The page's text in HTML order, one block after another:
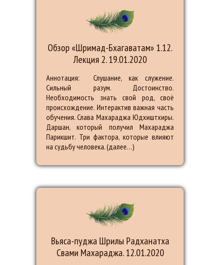
Обзор «Шримад-Бхагаватам» 1.12.
Лекция 2. 19.01.2020
Аннотация: Слушание, как служение.
Сильный разум. Достоинство.
Необходимость знать свой род, своё
происхождение. Интерактив важная часть
обучения. Слава Махараджа Юдхиштхиры.
Даршан, который получил Махараджа
Парикшит. Три фактора, которые влияют
на судьбу человека. (далее…)
Вьяса-пуджа Шрилы Радханатха
Свами Махараджа. 12.01.2020